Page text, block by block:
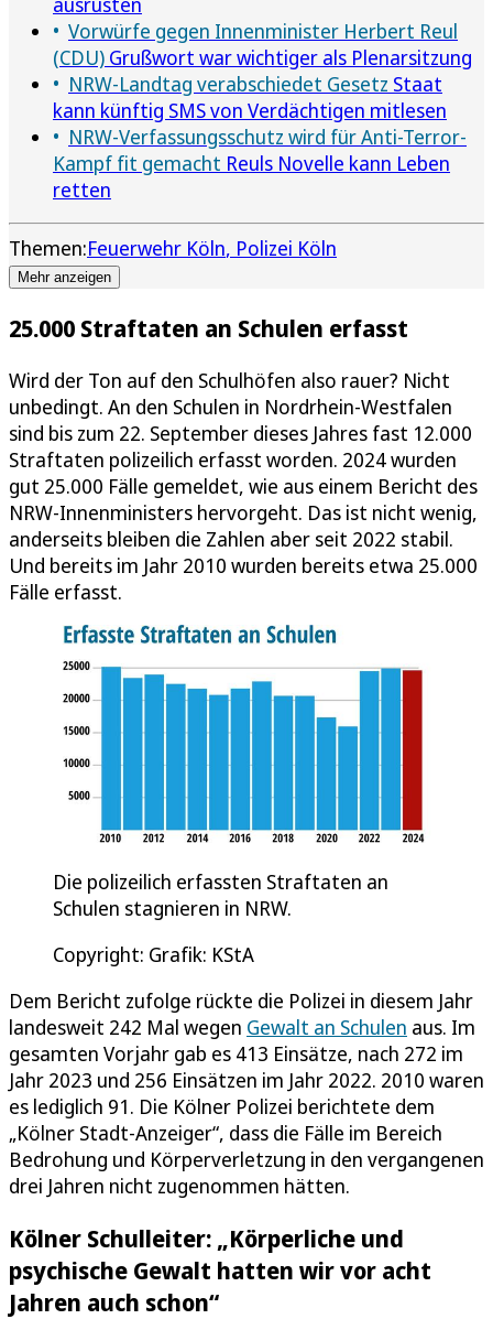
Vorwürfe gegen Innenminister Herbert Reul
(CDU) Grußwort war wichtiger als Plenarsitzung
NRW-Landtag verabschiedet Gesetz Staat
kann künftig SMS von Verdächtigen mitlesen
NRW-Verfassungsschutz wird für Anti-Terror-
Kampf fit gemacht Reuls Novelle kann Leben
retten
Themen:Feuerwehr Köln Polizei Köln
Mehr anzeigen
25.000 Straftaten an Schulen erfasst
Wird der Ton auf den Schulhöfen also rauer? Nicht
unbedingt. An den Schulen in Nordrhein-Westfalen
sind bis zum 22. September dieses Jahres fast 12.000
Straftaten polizeilich erfasst worden. 2024 wurden
gut 25.000 Fälle gemeldet, wie aus einem Bericht des
NRW-Innenministers hervorgeht. Das ist nicht wenig,
anderseits bleiben die Zahlen aber seit 2022 stabil.
Und bereits im Jahr 2010 wurden bereits etwa 25.000
Fälle erfasst.
Die polizeilich erfassten Straftaten an
Schulen stagnieren in NRW.
Copyright: Grafik: KStA
Dem Bericht zufolge rückte die Polizei in diesem Jahr
landesweit 242 Mal wegen Gewalt an Schulen aus. Im
gesamten Vorjahr gab es 413 Einsätze, nach 272 im
Jahr 2023 und 256 Einsätzen im Jahr 2022. 2010 waren
es lediglich 91. Die Kölner Polizei berichtete dem
„Kölner Stadt-Anzeiger“, dass die Fälle im Bereich
Bedrohung und Körperverletzung in den vergangenen
drei Jahren nicht zugenommen hätten.
Kölner Schulleiter: „Körperliche und
psychische Gewalt hatten wir vor acht
Jahren auch schon“